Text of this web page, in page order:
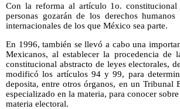
Con la reforma al artículo 1o.
personas gozarán de los derechos
internacionales de los que México sea parte.
En 1996, también se llevó a cabo una
Mexicanos, al establecer la procedencia
constitucional abstracto de leyes electorales,
modificó los artículos 94 y 99, para
deposita, entre otros órganos, en un
especializado en la materia, para conocer
materia electoral.